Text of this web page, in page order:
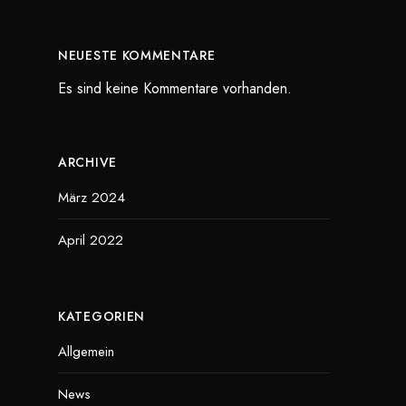
NEUESTE KOMMENTARE
Es sind keine Kommentare vorhanden.
ARCHIVE
März 2024
April 2022
KATEGORIEN
Allgemein
News